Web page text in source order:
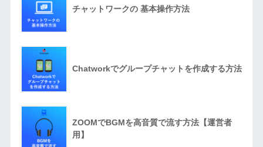
チャットワークの 基本操作方法
Chatworkでグループチャットを作成する方法
ZOOMでBGMを高音質で流す方法【運営者
用】